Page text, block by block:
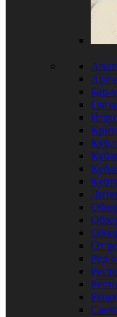
Арт-
Бар-
От
Ред